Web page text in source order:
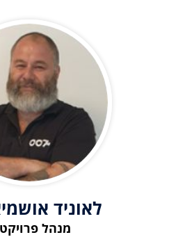
לאוניד
מנהל